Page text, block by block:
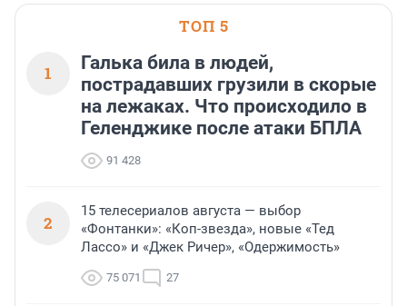
или готовый арендный бизнес —
успех сделки зависит от правильного
ТОП 5
1
Галька била в людей,
пострадавших грузили в скорые
на лежаках. Что происходило в
Геленджике после атаки БПЛА
91 428
2
15 телесериалов августа — выбор
«Фонтанки»: «Коп-звезда», новые «Тед
Лассо» и «Джек Ричер», «Одержимость»
75 071 27